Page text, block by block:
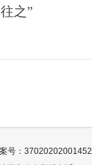
之”
号：37020202001452